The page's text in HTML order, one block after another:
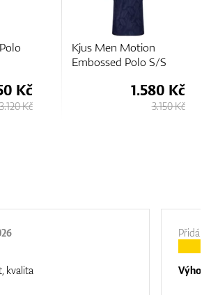
Dárkové poukazy
Kč
Kč
Kjus Men Motion
Embossed Polo S/S
1.580 Kč
3.150 Kč
kvalita